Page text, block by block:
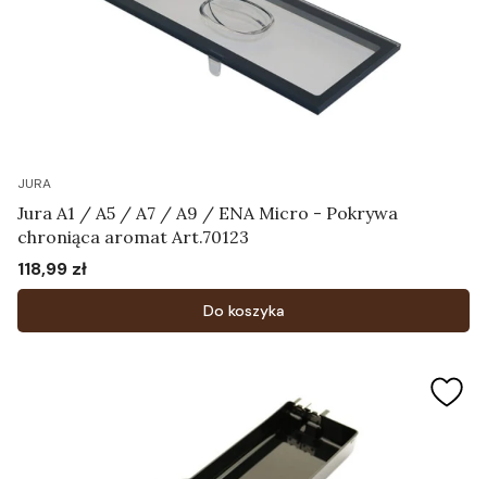
JURA
Jura A1 / A5 / A7 / A9 / ENA Micro - Pokrywa
chroniąca aromat Art.70123
Cena
118,99 zł
Do koszyka